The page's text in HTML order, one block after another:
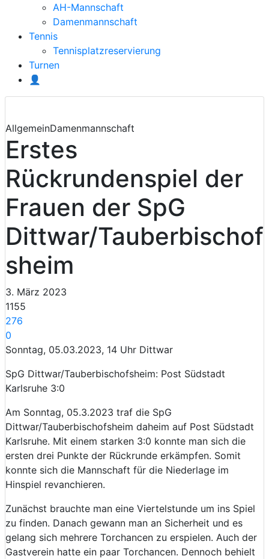
AH-Mannschaft
Damenmannschaft
Tennis
Tennisplatzreservierung
Turnen
👤
AllgemeinDamenmannschaft
Erstes
Rückrundenspiel der
Frauen der SpG
Dittwar/Tauberbischof
sheim
3. März 2023
1155
276
0
Sonntag, 05.03.2023, 14 Uhr Dittwar
SpG Dittwar/Tauberbischofsheim: Post Südstadt
Karlsruhe 3:0
Am Sonntag, 05.3.2023 traf die SpG
Dittwar/Tauberbischofsheim daheim auf Post Südstadt
Karlsruhe. Mit einem starken 3:0 konnte man sich die
ersten drei Punkte der Rückrunde erkämpfen. Somit
konnte sich die Mannschaft für die Niederlage im
Hinspiel revanchieren.
Zunächst brauchte man eine Viertelstunde um ins Spiel
zu finden. Danach gewann man an Sicherheit und es
gelang sich mehrere Torchancen zu erspielen. Auch der
Gastverein hatte ein paar Torchancen. Dennoch behielt